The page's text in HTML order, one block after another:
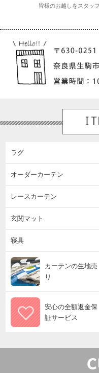
皆様のお越しをスタッ
ラグ
オーダーカーテン
レースカーテン
玄関マット
寝具
カーテンの生地売
り
安心の全額返金保
証サービス